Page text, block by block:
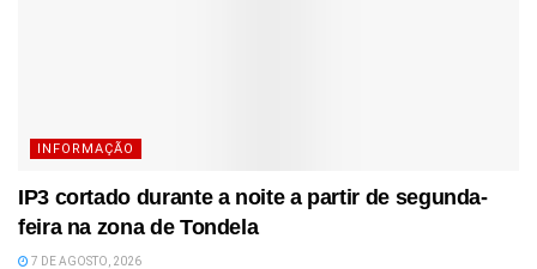
INFORMAÇÃO
IP3 cortado durante a noite a partir de segunda-
feira na zona de Tondela
7 DE AGOSTO, 2026